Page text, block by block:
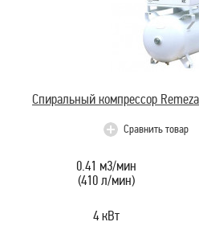
Спиральный компрессор
Сравнить товар
0.41 м3/мин
(410 л/мин)
4 кВт